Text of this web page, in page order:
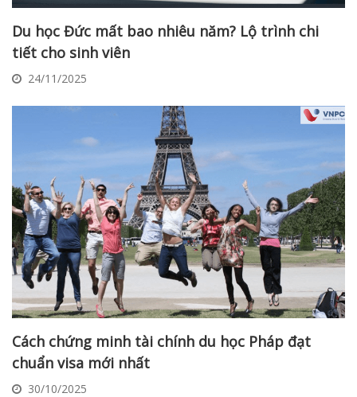
Du học Đức mất bao nhiêu năm? Lộ trình chi
tiết cho sinh viên
24/11/2025
Cách chứng minh tài chính du học Pháp đạt
chuẩn visa mới nhất
30/10/2025